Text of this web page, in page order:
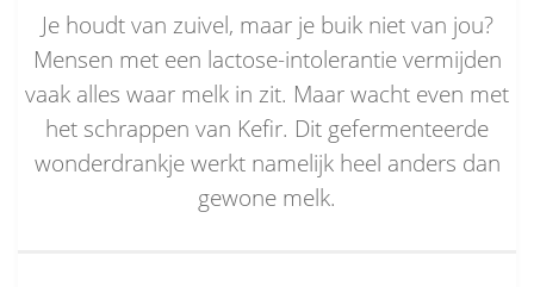
Je houdt van zuivel, maar je buik niet van jou?
Mensen met een lactose-intolerantie vermijden
vaak alles waar melk in zit. Maar wacht even met
het schrappen van Kefir. Dit gefermenteerde
wonderdrankje werkt namelijk heel anders dan
gewone melk.